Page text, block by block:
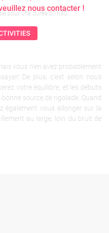
nous contacter !
pour une durée d'1h30.
vous n’en avez probablement
De plus, c’est selon nous
votre équilibre, et les débuts
source de rigolade. Quand
également vous allonger sur la
au large, loin du bruit de